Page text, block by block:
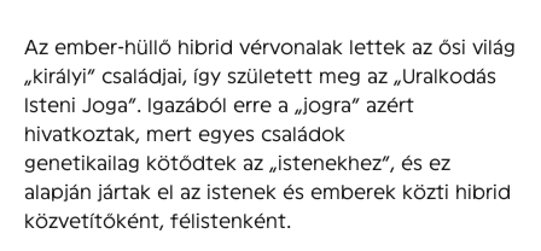
Az ember-hüllő hibrid vérvonalak lettek az ősi világ
„királyi” családjai, így született meg az „Uralkodás
Isteni Joga”. Igazából erre a „jogra” azért
hivatkoztak, mert egyes családok
genetikailag kötődtek az „istenekhez”, és ez
alapján jártak el az istenek és emberek közti hibrid
közvetítőként, félistenként.